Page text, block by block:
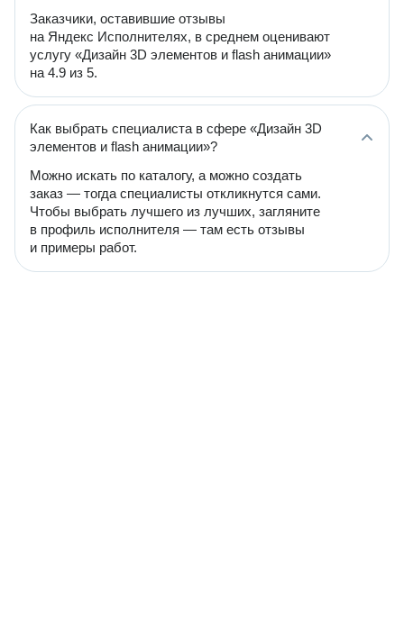
Заказчики, оставившие отзывы
на Яндекс Исполнителях, в среднем оценивают
услугу «Дизайн 3D элементов и flash анимации»
на 4.9 из 5.
Как выбрать специалиста в сфере «Дизайн 3D
элементов и flash анимации»?
Можно искать по каталогу, а можно создать
заказ — тогда специалисты откликнутся сами.
Чтобы выбрать лучшего из лучших, загляните
в профиль исполнителя — там есть отзывы
и примеры работ.